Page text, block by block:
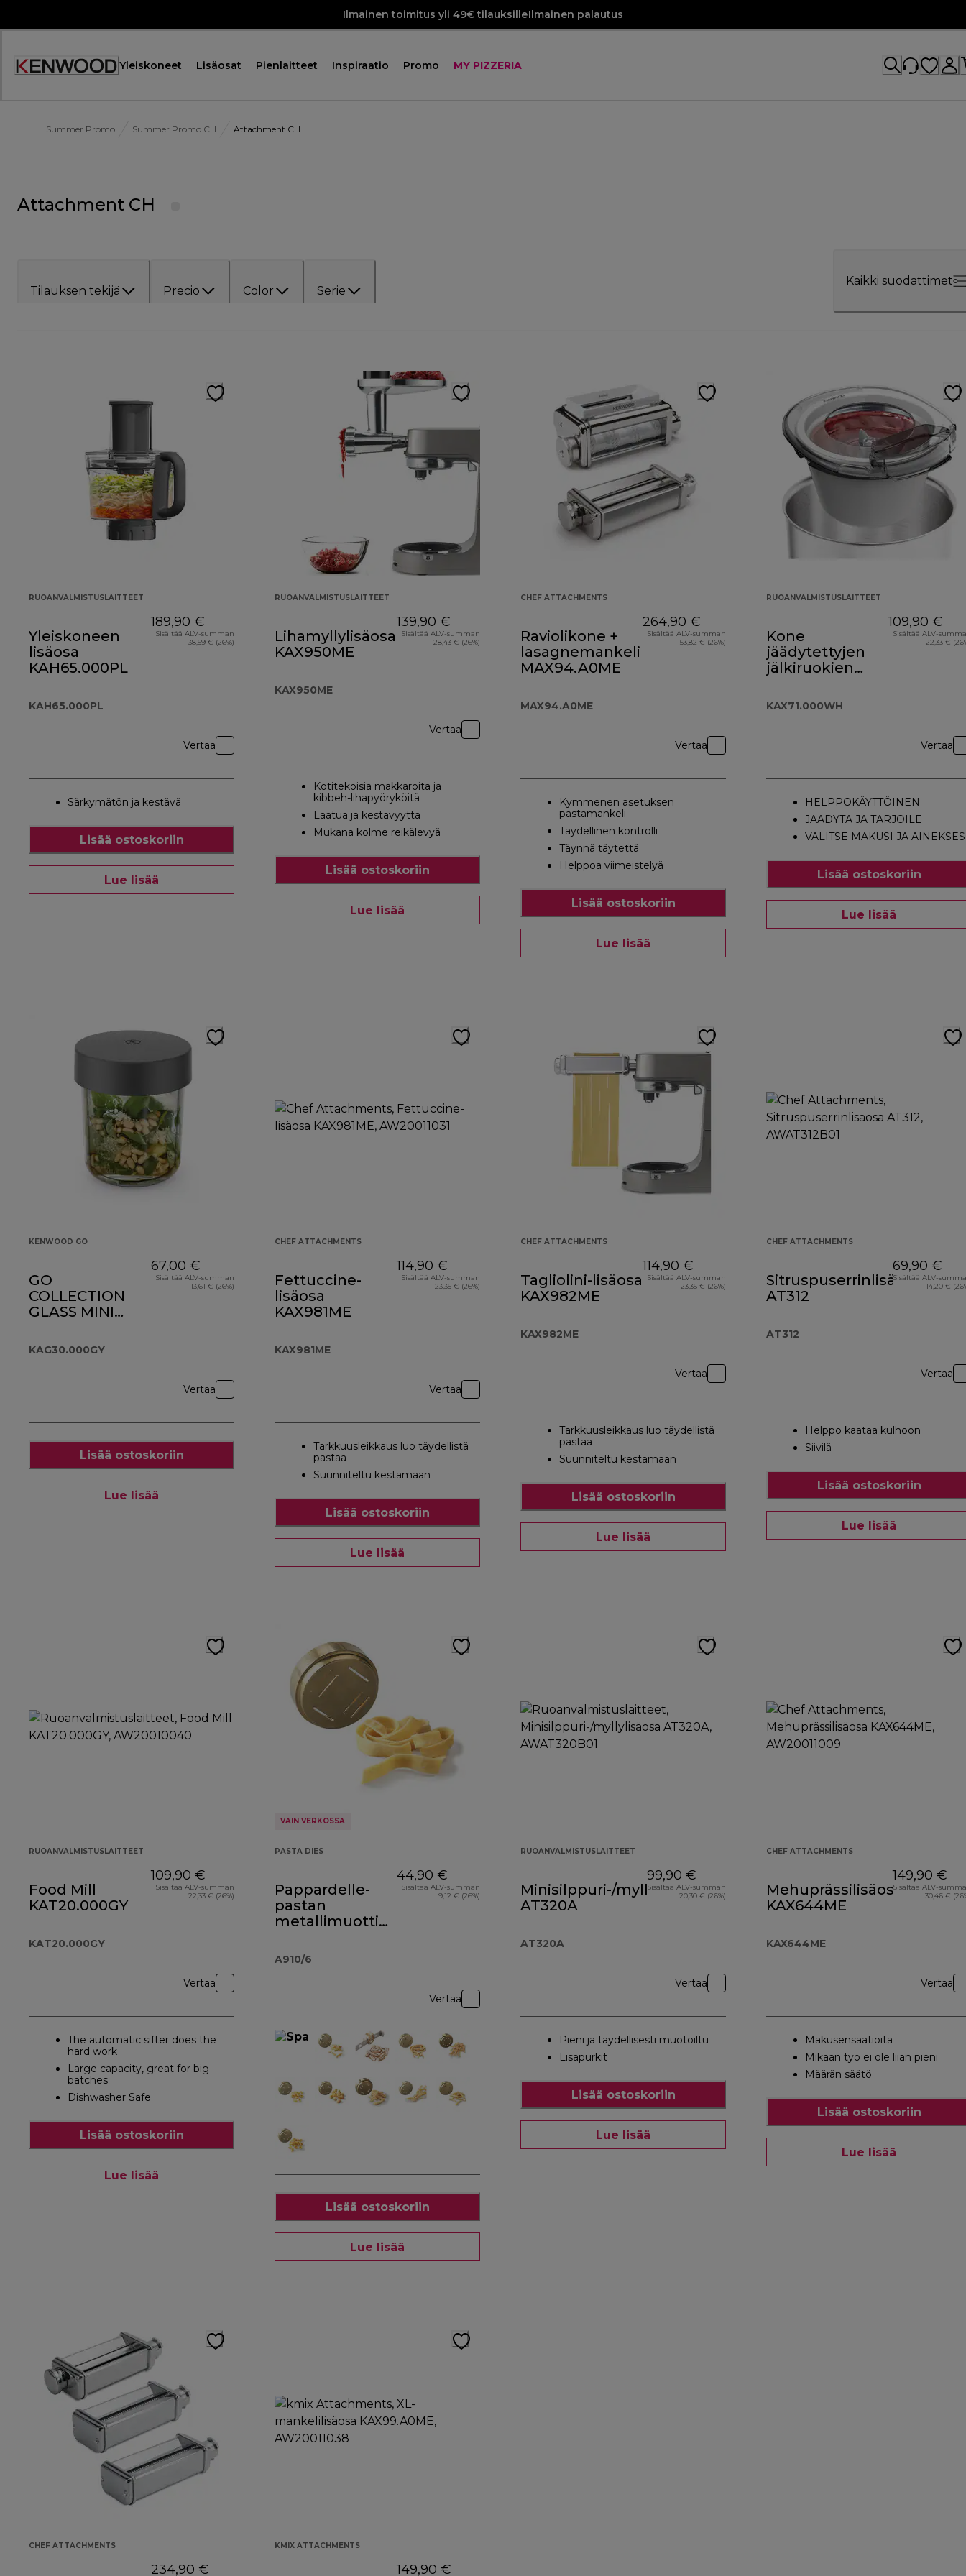
Ilmainen toimitus yli 49€ tilauksilleIlmainen palautus
Yleiskoneet Lisäosat Pienlaitteet Inspiraatio Promo MY PIZZERIA
Summer Promo Summer Promo CH Attachment CH
Attachment CH
Tilauksen tekijä Precio Color Serie
Kaikki suodattimet
RUOANVALMISTUSLAITTEET
Yleiskoneen
lisäosa
KAH65.000PL
KAH65.000PL
189,90 €
Sisältää ALV-summan
38,59 € (26%)
Vertaa
Särkymätön ja kestävä
Lisää ostoskoriin
Lue lisää
RUOANVALMISTUSLAITTEET
Lihamyllylisäosa
KAX950ME
KAX950ME
139,90 €
Sisältää ALV-summan
28,43 € (26%)
Vertaa
Kotitekoisia makkaroita ja
kibbeh-lihapyöryköitä
Laatua ja kestävyyttä
Mukana kolme reikälevyä
Lisää ostoskoriin
Lue lisää
CHEF ATTACHMENTS
Raviolikone +
lasagnemankeli
MAX94.A0ME
MAX94.A0ME
264,90 €
Sisältää ALV-summan
53,82 € (26%)
Vertaa
Kymmenen asetuksen
pastamankeli
Täydellinen kontrolli
Täynnä täytettä
Helppoa viimeistelyä
Lisää ostoskoriin
Lue lisää
RUOANVALMISTUSLAITTEET
Kone
jäädytettyjen
jälkiruokien
KAX71.000WH
KAX71.000WH
109,90 €
Sisältää ALV-
22,33 €
Vertaa
HELPPOKÄYTTÖINEN
JÄÄDYTÄ JA TARJOILE
VALITSE MAKUSI JA
Lisää ostoskoriin
Lue lisää
KENWOOD GO
GO
COLLECTION
GLASS MINI
KAG30.000GY
KAG30.000GY
67,00 €
Sisältää ALV-summan
13,61 € (26%)
Vertaa
Lisää ostoskoriin
Lue lisää
CHEF ATTACHMENTS
Fettuccine-
lisäosa
KAX981ME
KAX981ME
114,90 €
Sisältää ALV-summan
23,35 € (26%)
Vertaa
Tarkkuusleikkaus luo täydellistä
pastaa
Suunniteltu kestämään
Lisää ostoskoriin
Lue lisää
CHEF ATTACHMENTS
Tagliolini-lisäosa
KAX982ME
KAX982ME
114,90 €
Sisältää ALV-summan
23,35 € (26%)
Vertaa
Tarkkuusleikkaus luo täydellistä
pastaa
Suunniteltu kestämään
Lisää ostoskoriin
Lue lisää
CHEF ATTACHMENTS
Sitruspuserrinlisäosa
AT312
AT312
69,90 €
Sisältää ALV-
14,20 €
Vertaa
Helppo kaataa kulhoon
Siivilä
Lisää ostoskoriin
Lue lisää
RUOANVALMISTUSLAITTEET
Food Mill
KAT20.000GY
KAT20.000GY
109,90 €
Sisältää ALV-summan
22,33 € (26%)
Vertaa
The automatic sifter does the
hard work
Large capacity, great for big
batches
Dishwasher Safe
Lisää ostoskoriin
Lue lisää
VAIN VERKOSSA
PASTA DIES
Pappardelle-
pastan
metallimuotti
A910/6
44,90 €
Sisältää ALV-summan
9,12 € (26%)
Vertaa
Lisää ostoskoriin
Lue lisää
RUOANVALMISTUSLAITTEET
Minisilppuri-/myllylisäosa
AT320A
AT320A
99,90 €
Sisältää ALV-summan
20,30 € (26%)
Vertaa
Pieni ja täydellisesti muotoiltu
Lisäpurkit
Lisää ostoskoriin
Lue lisää
CHEF ATTACHMENTS
Mehuprässilisäosa
KAX644ME
KAX644ME
149,90 €
Sisältää ALV-
30,46 €
Vertaa
Makusensaatioita
Mikään työ ei ole liian pieni
Määrän säätö
Lisää ostoskoriin
Lue lisää
CHEF ATTACHMENTS
234,90 €
KMIX ATTACHMENTS
149,90 €